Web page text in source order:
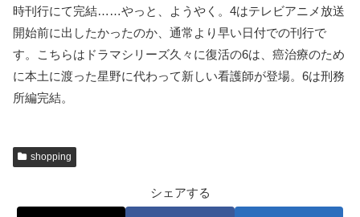
時刊行にて完結……やっと、ようやく。4はテレビアニメ放送
開始前に出したかったのか、通常より早い日付での刊行で
す。こちらはドラマシリーズ久々に復活の6は、癌治療のため
に本土に渡った星野に代わって新しい看護師が登場。6は刑務
所編完結。
shopping
シェアする